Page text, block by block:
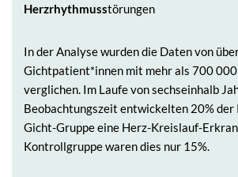
Herzrhythmusstörungen
In der Analyse wurden die Daten von
Gichtpatient*innen mit mehr als 700 000
verglichen. Im Laufe von sechseinhalb
Beobachtungszeit entwickelten 20% der
Gicht-Gruppe eine Herz-Kreislauf-
Kontrollgruppe waren dies nur 15%.